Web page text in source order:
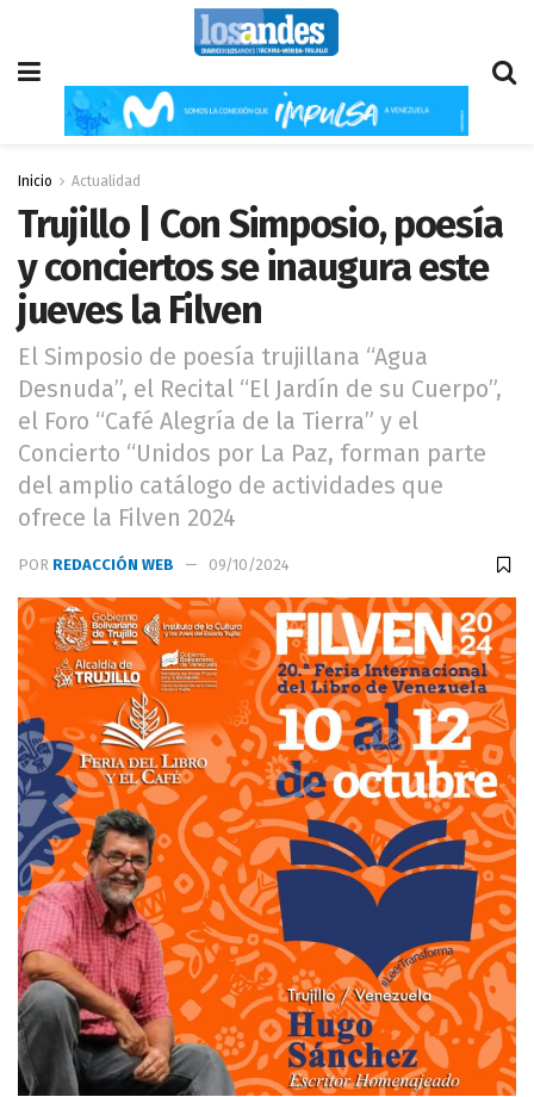
Inicio Actualidad
Trujillo | Con Simposio, poesía
y conciertos se inaugura este
jueves la Filven
El Simposio de poesía trujillana “Agua
Desnuda”, el Recital “El Jardín de su Cuerpo”,
el Foro “Café Alegría de la Tierra” y el
Concierto “Unidos por La Paz, forman parte
del amplio catálogo de actividades que
ofrece la Filven 2024
POR REDACCIÓN WEB 09/10/2024